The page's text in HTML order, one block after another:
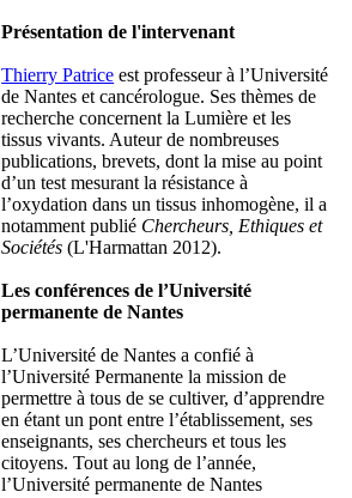
Présentation de l'intervenant
Thierry Patrice est professeur à l’Université
de Nantes et cancérologue. Ses thèmes de
recherche concernent la Lumière et les
tissus vivants. Auteur de nombreuses
publications, brevets, dont la mise au point
d’un test mesurant la résistance à
l’oxydation dans un tissus inhomogène, il a
notamment publié Chercheurs, Ethiques et
Sociétés (L'Harmattan 2012).
Les conférences de l’Université
permanente de Nantes
L’Université de Nantes a confié à
l’Université Permanente la mission de
permettre à tous de se cultiver, d’apprendre
en étant un pont entre l’établissement, ses
enseignants, ses chercheurs et tous les
citoyens. Tout au long de l’année,
l’Université permanente de Nantes